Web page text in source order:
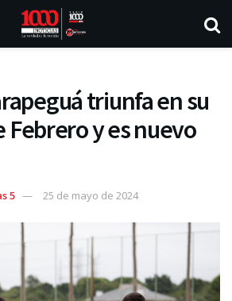
triunfa en su
Febrero y es nuevo
5 25 de mayo de 2024